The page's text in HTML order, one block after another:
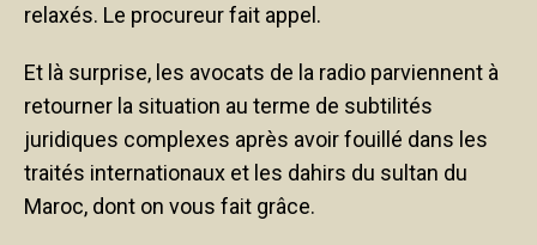
relaxés. Le procureur fait appel.
Et là surprise, les avocats de la radio parviennent à
retourner la situation au terme de subtilités
juridiques complexes après avoir fouillé dans les
traités internationaux et les dahirs du sultan du
Maroc, dont on vous fait grâce.